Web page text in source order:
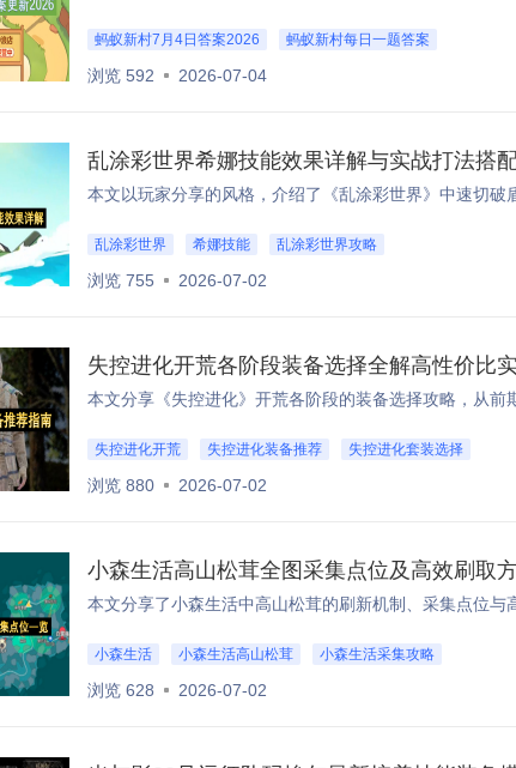
蚂蚁新村7月4日答案2026 蚂蚁新村每日一题答案
浏览 592 2026-07-04
乱涂彩世界希娜技能效果详解与实战打法搭
乱涂彩世界 希娜技能 乱涂彩世界攻略
浏览 755 2026-07-02
失控进化开荒各阶段装备选择全解高性价比
失控进化开荒 失控进化装备推荐 失控进化套装选择
浏览 880 2026-07-02
小森生活高山松茸全图采集点位及高效刷取
小森生活 小森生活高山松茸 小森生活采集攻略
浏览 628 2026-07-02